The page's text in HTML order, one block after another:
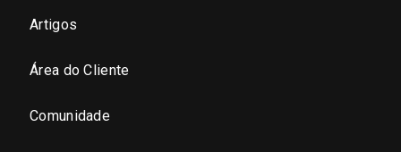
São Paulo - Grande SP
Artigos
Área do Cliente
Comunidade